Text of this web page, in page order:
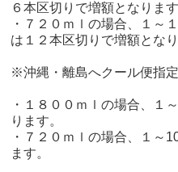
６本区切りで増額となります
・７２０ｍｌの場合、１～
は１２本区切りで増額となり
※沖縄・離島へクール便指
・１８００ｍｌの場合、１
ります。
・７２０ｍｌの場合、１～
ます。